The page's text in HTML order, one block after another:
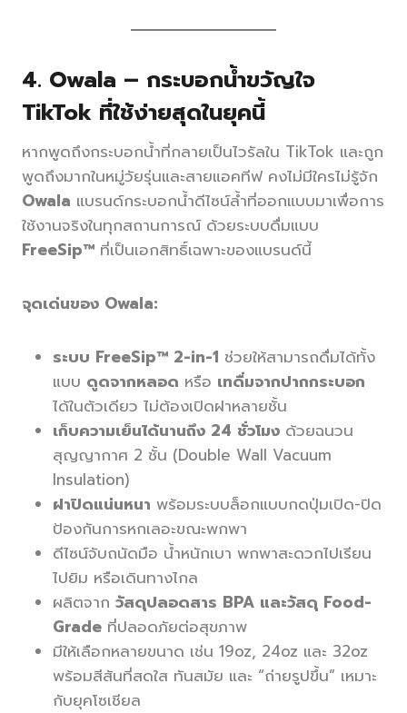
4. Owala – กระบอกน้ำขวัญใจ
TikTok ที่ใช้ง่ายสุดในยุคนี้
หากพูดถึงกระบอกน้ำที่กลายเป็นไวรัลใน TikTok และถูก
พูดถึงมากในหมู่วัยรุ่นและสายแอคทีฟ คงไม่มีใครไม่รู้จัก
Owala แบรนด์กระบอกน้ำดีไซน์ล้ำที่ออกแบบมาเพื่อการ
ใช้งานจริงในทุกสถานการณ์ ด้วยระบบดื่มแบบ
FreeSip™ ที่เป็นเอกสิทธิ์เฉพาะของแบรนด์นี้
จุดเด่นของ Owala:
ระบบ FreeSip™ 2-in-1 ช่วยให้สามารถดื่มได้ทั้ง
แบบ ดูดจากหลอด หรือ เทดื่มจากปากกระบอก
ได้ในตัวเดียว ไม่ต้องเปิดฝาหลายชั้น
เก็บความเย็นได้นานถึง 24 ชั่วโมง ด้วยฉนวน
สุญญากาศ 2 ชั้น (Double Wall Vacuum
Insulation)
ฝาปิดแน่นหนา พร้อมระบบล็อกแบบกดปุ่มเปิด-ปิด
ป้องกันการหกเลอะขณะพกพา
ดีไซน์จับถนัดมือ น้ำหนักเบา พกพาสะดวกไปเรียน
ไปยิม หรือเดินทางไกล
ผลิตจาก วัสดุปลอดสาร BPA และวัสดุ Food-
Grade ที่ปลอดภัยต่อสุขภาพ
มีให้เลือกหลายขนาด เช่น 19oz, 24oz และ 32oz
พร้อมสีสันที่สดใส ทันสมัย และ “ถ่ายรูปขึ้น” เหมาะ
กับยุคโซเชียล